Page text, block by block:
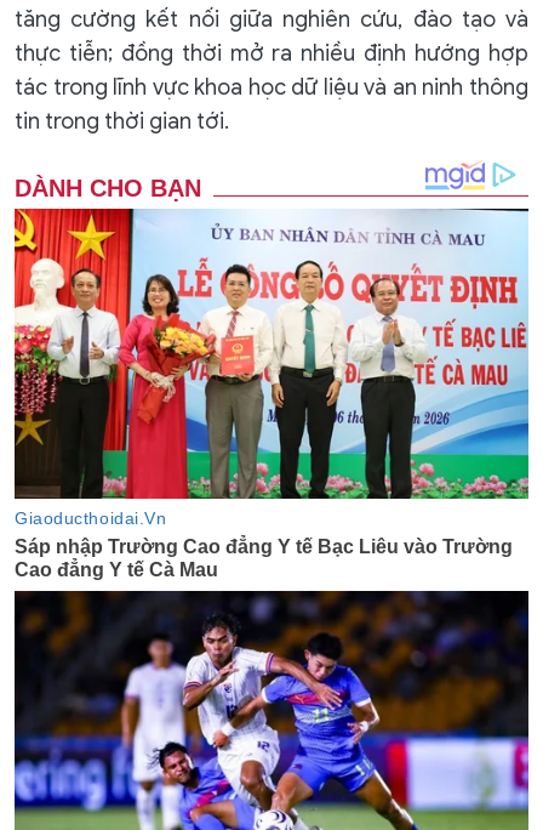
tăng cường kết nối giữa nghiên cứu, đào tạo và
thực tiễn; đồng thời mở ra nhiều định hướng hợp
tác trong lĩnh vực khoa học dữ liệu và an ninh thông
tin trong thời gian tới.